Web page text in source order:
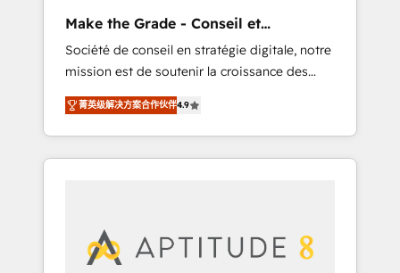
objectifs d’entreprise. Grâce à une
méthodologie éprouvée auprès de plus de
400 clients, nous comprenons rapidement
vos enjeux et intégrons parfaitement
HubSpot dans votre organisation. Pour toute
question technique ou besoin de
structuration de votre projet HubSpot,
Make the Grade - Conseil et
intégrateur HubSpot
Société de conseil en stratégie digitale, notre
mission est de soutenir la croissance des
entreprises B2B à travers l’acquisition de
nouveaux clients, l'intégration CRM et le
développement des revenus auprès de vos
comptes existants. En France et à
digitale et des startups florissantes. Nos 3
grandes expertises sont : ➤ L’intégration de
菁英级解决方案合作伙伴4.9